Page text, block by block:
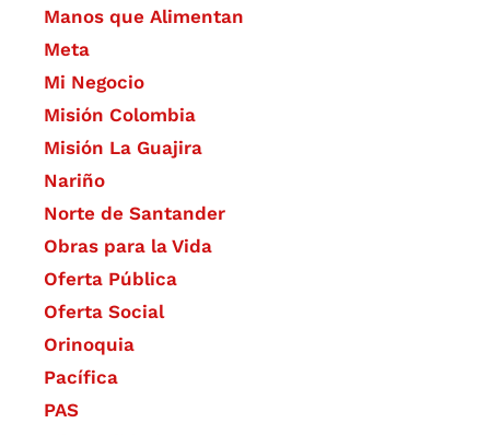
Manos que Alimentan
Meta
Mi Negocio
Misión Colombia
Misión La Guajira
Nariño
Norte de Santander
Obras para la Vida
Oferta Pública
Oferta Social​​
Orinoquia
Pacífica
PAS